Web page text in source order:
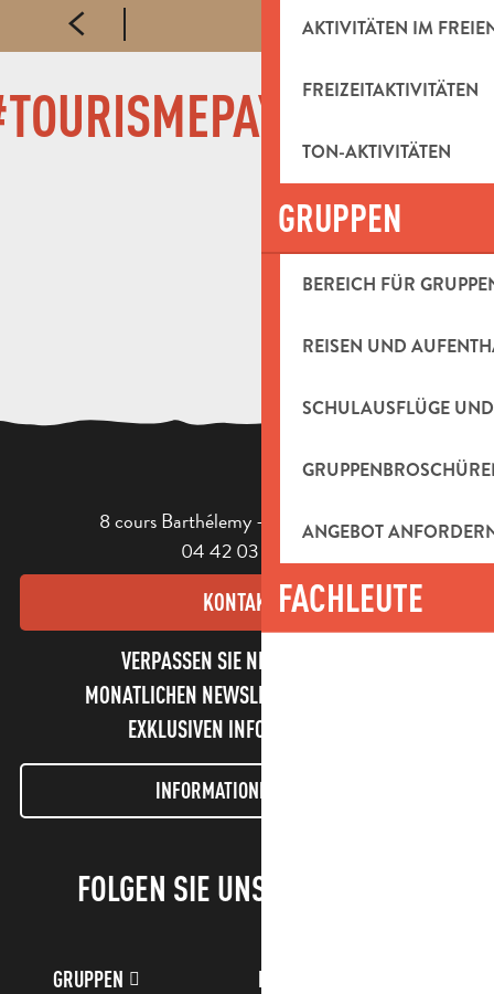
AKTIVITÄTEN IM
FREIZEITAKTIVITÄTEN
TON-AKTIVITÄTEN
GRUPPEN
BEREICH FÜR
REISEN UND
SCHULAUSFLÜGE
ANGEBOT
FACHLEUTE
8 cours Barthélemy - 13400 Aubagne
04 42 03 49 98
KONTAKT
VERPASSEN SIE NICHT UNSEREN
MONATLICHEN NEWSLETTER UND UNSERE
EXKLUSIVEN INFORMATIONEN!
INFORMATIONEN LETTER
FOLGEN SIE UNS!
GRUPPEN
KUNDENKONTO